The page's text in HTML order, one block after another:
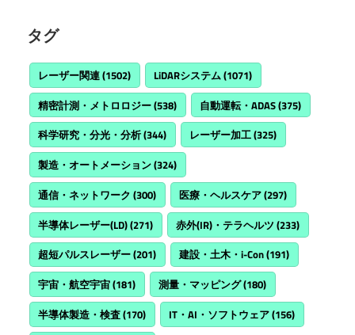
タグ
レーザー関連(1502) LiDARシステム(1071)
精密計測・メトロロジー(538) 自動運転・ADAS(375)
科学研究・分光・分析(344) レーザー加工(325)
製造・オートメーション(324)
通信・ネットワーク (300) 医療・ヘルスケア(297)
半導体レーザー(LD)(271) 赤外(IR)・テラヘルツ (233)
超短パルスレーザー(201) 建設・土木・i-Con(191)
宇宙・航空宇宙(181) 測量・マッピング(180)
半導体製造・検査(170) IT・AI・ソフトウェア(156)